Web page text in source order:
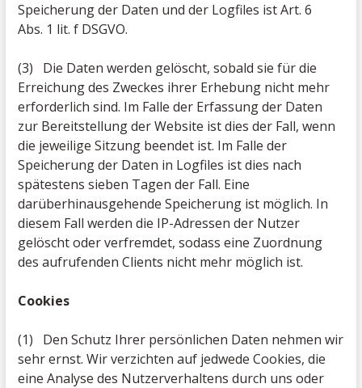
Speicherung der Daten und der Logfiles ist Art. 6
Abs. 1 lit. f DSGVO.
(3) Die Daten werden gelöscht, sobald sie für die
Erreichung des Zweckes ihrer Erhebung nicht mehr
erforderlich sind. Im Falle der Erfassung der Daten
zur Bereitstellung der Website ist dies der Fall, wenn
die jeweilige Sitzung beendet ist. Im Falle der
Speicherung der Daten in Logfiles ist dies nach
spätestens sieben Tagen der Fall. Eine
darüberhinausgehende Speicherung ist möglich. In
diesem Fall werden die IP-Adressen der Nutzer
gelöscht oder verfremdet, sodass eine Zuordnung
des aufrufenden Clients nicht mehr möglich ist.
Cookies
(1) Den Schutz Ihrer persönlichen Daten nehmen wir
sehr ernst. Wir verzichten auf jedwede Cookies, die
eine Analyse des Nutzerverhaltens durch uns oder